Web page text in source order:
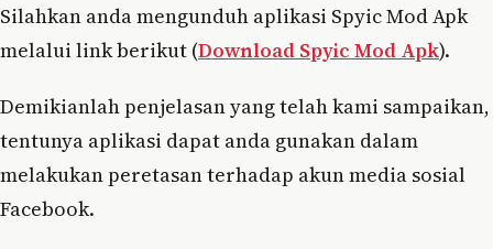
Silahkan anda mengunduh aplikasi Spyic Mod Apk
melalui link berikut (Download Spyic Mod Apk).
Demikianlah penjelasan yang telah kami sampaikan,
tentunya aplikasi dapat anda gunakan dalam
melakukan peretasan terhadap akun media sosial
Facebook.